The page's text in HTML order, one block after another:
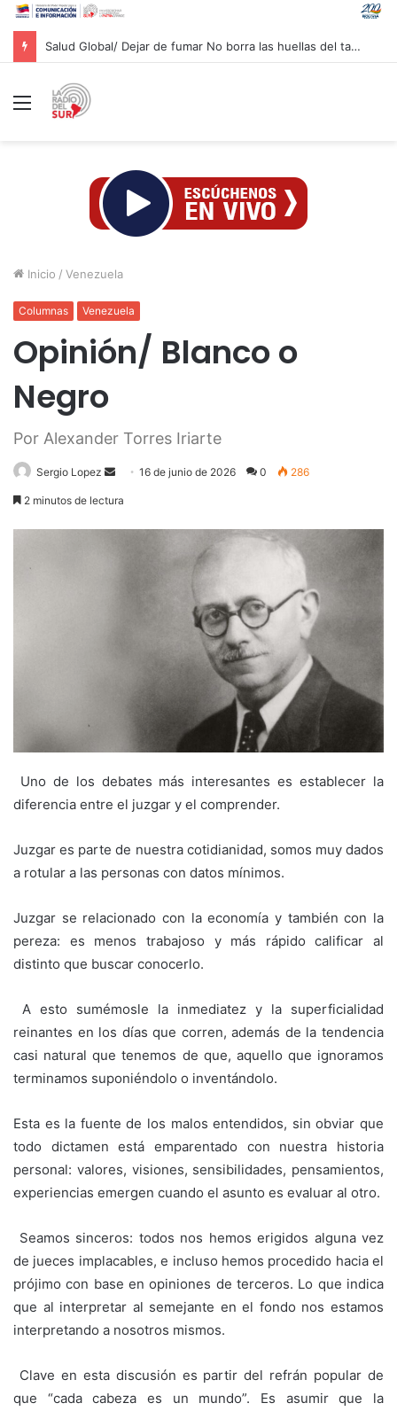
Salud Global/ Dejar de fumar No borra las huellas del tabaco en los pulmones
Menú
Inicio / Venezuela
Columnas Venezuela
Opinión/ Blanco o
Negro
Por Alexander Torres Iriarte
Sergio Lopez
Send16 de junio de 2026 0 286
2 minutos de lectura
‎ Uno de los debates más interesantes es establecer la
diferencia entre el juzgar y el comprender.
‎Juzgar es parte de nuestra cotidianidad, somos muy dados
a rotular a las personas con datos mínimos.
‎Juzgar se relacionado con la economía y también con la
pereza: es menos trabajoso y más rápido calificar al
distinto que buscar conocerlo.
‎ A esto sumémosle la inmediatez y la superficialidad
reinantes en los días que corren, además de la tendencia
casi natural que tenemos de que, aquello que ignoramos
terminamos suponiéndolo o inventándolo.
‎Esta es la fuente de los malos entendidos, sin obviar que
todo dictamen está emparentado con nuestra historia
personal: valores, visiones, sensibilidades, pensamientos,
experiencias emergen cuando el asunto es evaluar al otro.
‎ Seamos sinceros: todos nos hemos erigidos alguna vez
de jueces implacables, e incluso hemos procedido hacia el
prójimo con base en opiniones de terceros. Lo que indica
que al interpretar al semejante en el fondo nos estamos
interpretando a nosotros mismos.
‎ Clave en esta discusión es partir del refrán popular de
que “cada cabeza es un mundo”. Es asumir que la